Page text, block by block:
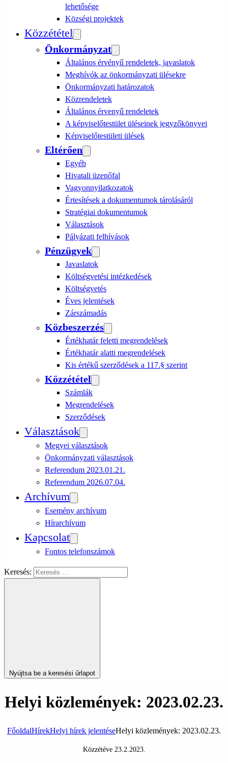
lehetősége
Községi projektek
Közzététel
Önkormányzat
Általános érvényű rendeletek, javaslatok
Meghívók az önkormányzati ülésekre
Önkormányzati határozatok
Közrendeletek
Általános érvenyű rendeletek
A képviselőtestület üléseinek jegyzőkönyvei
Képviselőtestületi ülések
Eltérően
Egyéb
Hivatali üzenőfal
Vagyonnyilatkozatok
Értesítések a dokumentumok tárolásáról
Stratégiai dokumentumok
Választások
Pályázati felhívások
Pénzügyek
Javaslatok
Költségvetési intézkedések
Költségvetés
Éves jelentések
Zárszámadás
Közbeszerzés
Értékhatár feletti megrendelések
Értékhatár alatti megrendelések
Kis értékű szerződések a 117.§ szerint
Közzététel
Számlák
Megrendelések
Szerződések
Választások
Megyei választások
Önkormányzati választások
Referendum 2023.01.21.
Referendum 2026.07.04.
Archívum
Esemény archívum
Hírarchívum
Kapcsolat
Fontos telefonszámok
Keresés:
Nyújtsa be a keresési űrlapot
Helyi közlemények: 2023.02.23.
FőoldalHírekHelyi hírek jelentéseHelyi közlemények: 2023.02.23.
Közzétéve 23.2.2023.